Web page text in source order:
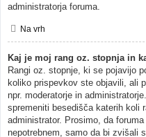
administratorja foruma.
Na vrh
Kaj je moj rang oz. stopnja in
Rangi oz. stopnje, ki se pojavijo
koliko prispevkov ste objavili, ali
npr. moderatorje in
spremeniti besedišča katerih koli
administrator. Prosimo, da
nepotrebnem, samo da bi zvišali